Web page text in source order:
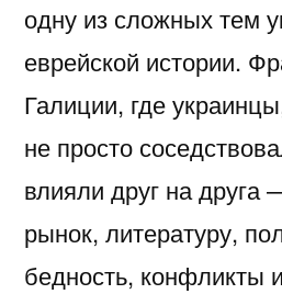
одну из сложных тем
еврейской истории.
Галиции, где
не просто
влияли друг на друга
рынок, литературу,
бедность, конфликты